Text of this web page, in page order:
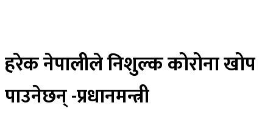
हरेक नेपालीले निशुल्क कोरोना खोप
पाउनेछन् -प्रधानमन्त्री